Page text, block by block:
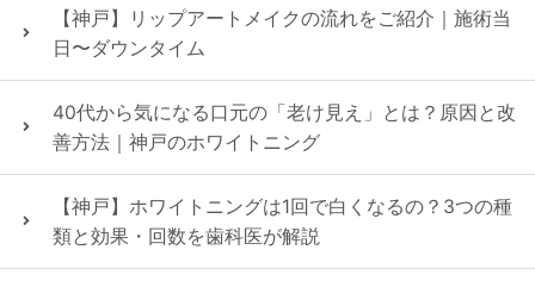
【神戸】リップアートメイクの流れをご紹介｜施術当
日〜ダウンタイム
40代から気になる口元の「老け見え」とは？原因と改
善方法｜神戸のホワイトニング
【神戸】ホワイトニングは1回で白くなるの？3つの種
類と効果・回数を歯科医が解説